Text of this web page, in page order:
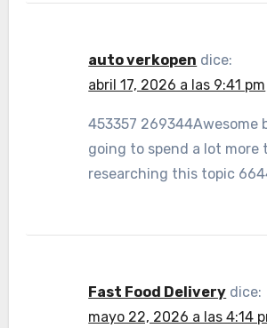
auto verkopen dice:
abril 17, 2026 a las 9:41 pm
453357 269344Awesome
going to spend a lot more
researching this topic
Fast Food Delivery dice:
mayo 22, 2026 a las 4:14